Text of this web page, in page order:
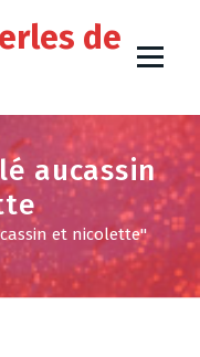
de
aucassin
et nicolette"